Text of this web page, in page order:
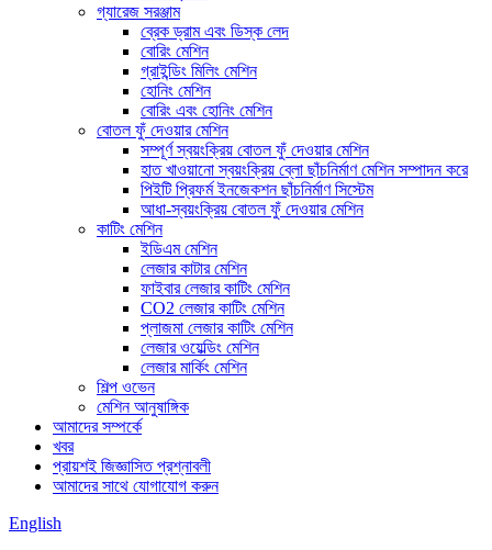
গ্যারেজ সরঞ্জাম
ব্রেক ড্রাম এবং ডিস্ক লেদ
বোরিং মেশিন
গ্রাইন্ডিং মিলিং মেশিন
হোনিং মেশিন
বোরিং এবং হোনিং মেশিন
বোতল ফুঁ দেওয়ার মেশিন
সম্পূর্ণ স্বয়ংক্রিয় বোতল ফুঁ দেওয়ার মেশিন
হাত খাওয়ানো স্বয়ংক্রিয় ব্লো ছাঁচনির্মাণ মেশিন সম্পাদন করে
পিইটি প্রিফর্ম ইনজেকশন ছাঁচনির্মাণ সিস্টেম
আধা-স্বয়ংক্রিয় বোতল ফুঁ দেওয়ার মেশিন
কাটিং মেশিন
ইডিএম মেশিন
লেজার কাটার মেশিন
ফাইবার লেজার কাটিং মেশিন
CO2 লেজার কাটিং মেশিন
প্লাজমা লেজার কাটিং মেশিন
লেজার ওয়েল্ডিং মেশিন
লেজার মার্কিং মেশিন
শিল্প ওভেন
মেশিন আনুষাঙ্গিক
আমাদের সম্পর্কে
খবর
প্রায়শই জিজ্ঞাসিত প্রশ্নাবলী
আমাদের সাথে যোগাযোগ করুন
English